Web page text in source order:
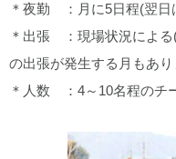
＊夜勤 ：月に5日程(翌日
＊出張 ：現場状況による
の出張が発生する月もあり
＊人数 ：4～10名程のチ